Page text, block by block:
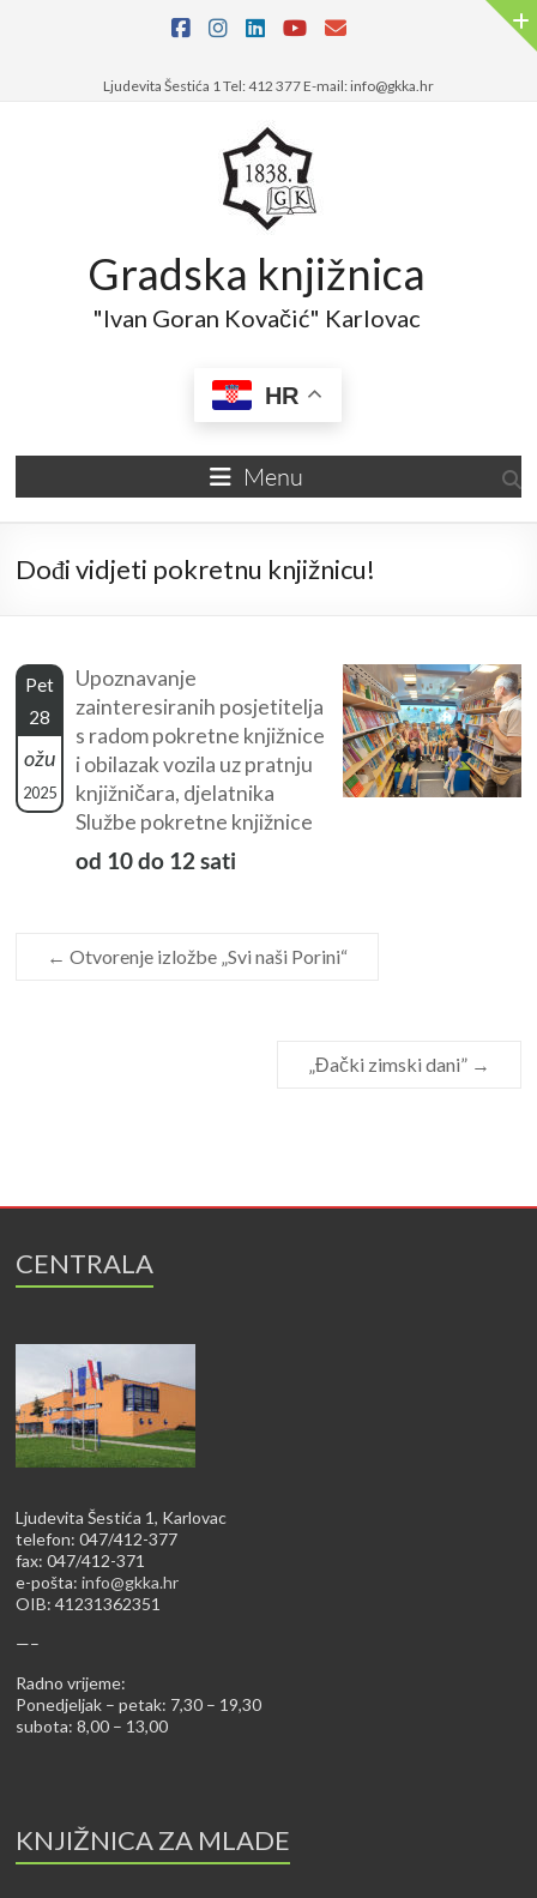
Ljudevita Šestića 1 Tel: 412 377 E-mail: info@gkka.hr
Gradska knjižnica
"Ivan Goran Kovačić" Karlovac
HR
Menu
Dođi vidjeti pokretnu knjižnicu!
Pet
28
ožu
2025
Upoznavanje
zainteresiranih posjetitelja
s radom pokretne knjižnice
i obilazak vozila uz pratnju
knjižničara, djelatnika
Službe pokretne knjižnice
od 10 do 12 sati
← Otvorenje izložbe „Svi naši Porini“
„Đački zimski dani” →
CENTRALA
Ljudevita Šestića 1, Karlovac
telefon: 047/412-377
fax: 047/412-371
e-pošta:info@gkka.hr
OIB: 41231362351
—–
Radno vrijeme:
Ponedjeljak – petak: 7,30 – 19,30
subota: 8,00 – 13,00
KNJIŽNICA ZA MLADE